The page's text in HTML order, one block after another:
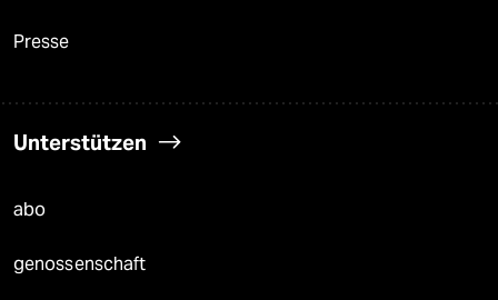
Presse
Unterstützen
abo
genossenschaft